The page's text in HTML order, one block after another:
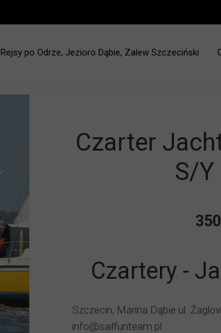
Rejsy po Odrze, Jezioro Dąbie, Zalew Szczeciński
Czarter
S/Y
Czartery -
Szczecin, Marina Dąbie ul.
info@sailfunteam.pl